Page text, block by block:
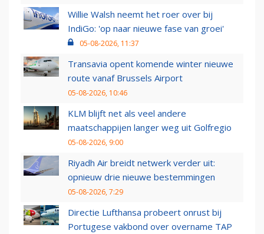
Willie Walsh neemt het roer over bij
IndiGo: 'op naar nieuwe fase van groei'
05-08-2026, 11:37
Transavia opent komende winter nieuwe
route vanaf Brussels Airport
05-08-2026, 10:46
KLM blijft net als veel andere
maatschappijen langer weg uit Golfregio
05-08-2026, 9:00
Riyadh Air breidt netwerk verder uit:
opnieuw drie nieuwe bestemmingen
05-08-2026, 7:29
Directie Lufthansa probeert onrust bij
Portugese vakbond over overname TAP